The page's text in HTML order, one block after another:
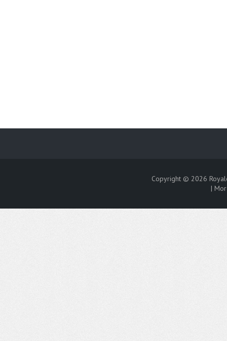
Copyright © 2026
|